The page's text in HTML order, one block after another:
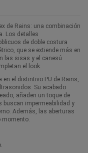
de Rains: una combinación
Los detalles
de doble costura
que se extiende más en
las sisas y el canesú
el look.
en el distintivo PU de Rains,
Su acabado
añaden un toque de
buscan impermeabilidad y
Además, las aberturas
momento.